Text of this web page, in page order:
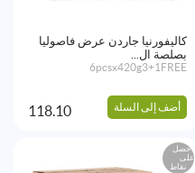
كاليفورنيا جاردن عرض فاصوليا
بصلصة ال...
6pcsx420g3+1FREE
أضف إلى السلة 118.10
احصل
على
نقاط